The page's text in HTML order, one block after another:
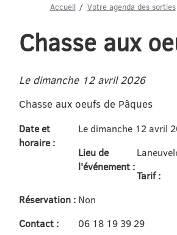
Accueil Votre agenda des sorties
Chasse aux
Le dimanche 12 avril 2026
Chasse aux oeufs de Pâques
Date et
horaire :
Le dimanche 12 avril
Lieu de
l'événement :
Tarif :
Réservation : Non
Contact :
06 18 19 39 29